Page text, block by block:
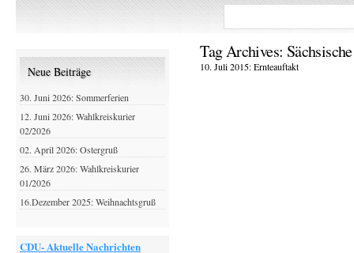
Tag Archives:
10. Juli 2015: Ernteauftakt
Neue Beiträge
30. Juni 2026: Sommerferien
12. Juni 2026: Wahlkreiskurier
02/2026
02. April 2026: Ostergruß
26. März 2026: Wahlkreiskurier
01/2026
16.Dezember 2025: Weihnachtsgruß
CDU- Aktuelle Nachrichten